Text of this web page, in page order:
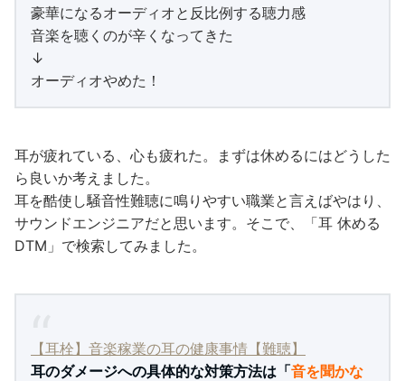
豪華になるオーディオと反比例する聴力感
音楽を聴くのが辛くなってきた
↓
オーディオやめた！
耳が疲れている、心も疲れた。まずは休めるにはどうした
ら良いか考えました。
耳を酷使し騒音性難聴に鳴りやすい職業と言えばやはり、
サウンドエンジニアだと思います。そこで、「耳 休める
DTM」で検索してみました。
【耳栓】音楽稼業の耳の健康事情【難聴】
耳のダメージへの具体的な対策方法は「音を聞かな